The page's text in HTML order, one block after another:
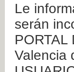
Le
serán
Valencia